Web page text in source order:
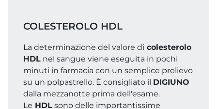
COLESTEROLO HDL
La determinazione del valore di colesterolo
HDL nel sangue viene eseguita in pochi
minuti in farmacia con un semplice prelievo
su un polpastrello. È consigliato il DIGIUNO
dalla mezzanotte prima dell'esame.
Le HDL sono delle importantissime